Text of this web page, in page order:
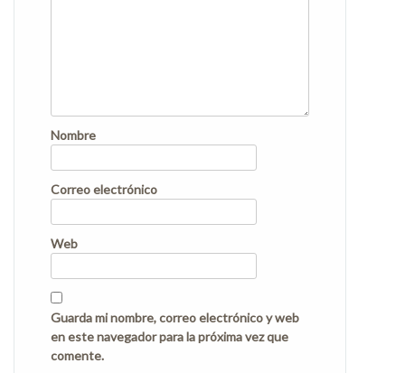
Nombre
Correo electrónico
Web
Guarda mi nombre, correo electrónico y web
en este navegador para la próxima vez que
comente.